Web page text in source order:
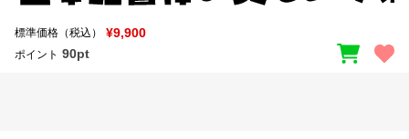
標準価格（税込） ¥9,900
ポイント 90pt